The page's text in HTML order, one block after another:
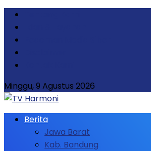
Minggu, 9 Agustus 2026
Berita
Jawa Barat
Kab. Bandung